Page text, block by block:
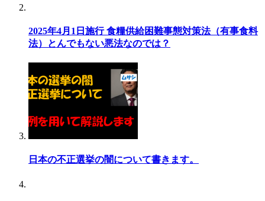
2025年4月1日施行 食糧供給困難事態対策法（有事食料
法）とんでもない悪法なのでは？
日本の不正選挙の闇について書きます。